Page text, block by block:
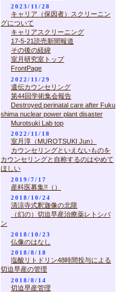
2023/11/28
キャリア（保因者）スクリーニン
グについて
キャリアスクリーニング
17-5-21読売新聞報道
その後の経緯
室月研究室トップ
FrontPage
2022/11/29
遺伝カウンセリング
第44回学術集会報告
Destroyed perinatal care after Fuku
shima nuclear power plant disaster
Murotsuki Lab top
2022/11/18
室月淳（MUROTSUKI Jun）
カウンセリングといえないものを
カウンセリングと自称するのはやめて
ほしい
2019/7/17
産科医募集!!（）
2018/10/24
清涼寺式釈迦像の北限
（幻の）切迫早産治療薬レトシバ
ン
2018/10/23
仏像のはなし
2018/8/18
塩酸リトドリン48時間投与による
切迫早産の管理
2018/8/14
切迫早産管理